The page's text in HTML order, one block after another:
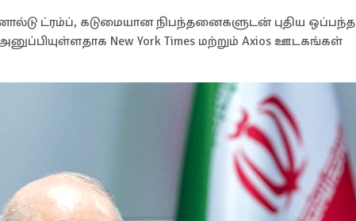
ட்ரம்ப், கடுமையான நிபந்தனைகளுடன் புதிய ஒப்பந்த
New York Times மற்றும் Axios ஊடகங்கள்